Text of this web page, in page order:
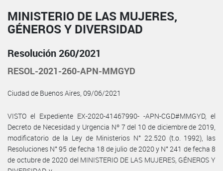
MINISTERIO DE LAS MUJERES,
GÉNEROS Y DIVERSIDAD
Resolución 260/2021
RESOL-2021-260-APN-MMGYD
Ciudad de Buenos Aires, 09/06/2021
VISTO el Expediente EX-2020-41467990- -APN-CGD#MMGYD, el
Decreto de Necesidad y Urgencia Nº 7 del 10 de diciembre de 2019,
modificatorio de la Ley de Ministerios N° 22.520 (t.o. 1992), las
Resoluciones N° 95 de fecha 18 de julio de 2020 y N° 241 de fecha 8
de octubre de 2020 del MINISTERIO DE LAS MUJERES, GÉNEROS Y